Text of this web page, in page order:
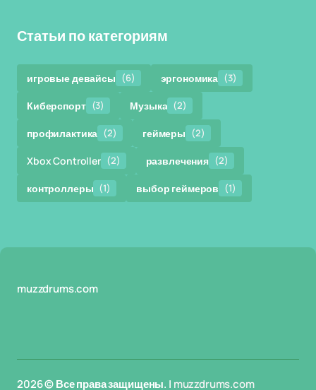
Статьи по категориям
игровые девайсы (6) эргономика (3)
Киберспорт (3) Музыка (2)
профилактика (2) геймеры (2)
Xbox Controller (2) развлечения (2)
контроллеры (1) выбор геймеров (1)
muzzdrums.com
2026 © Все права защищены. | muzzdrums.com